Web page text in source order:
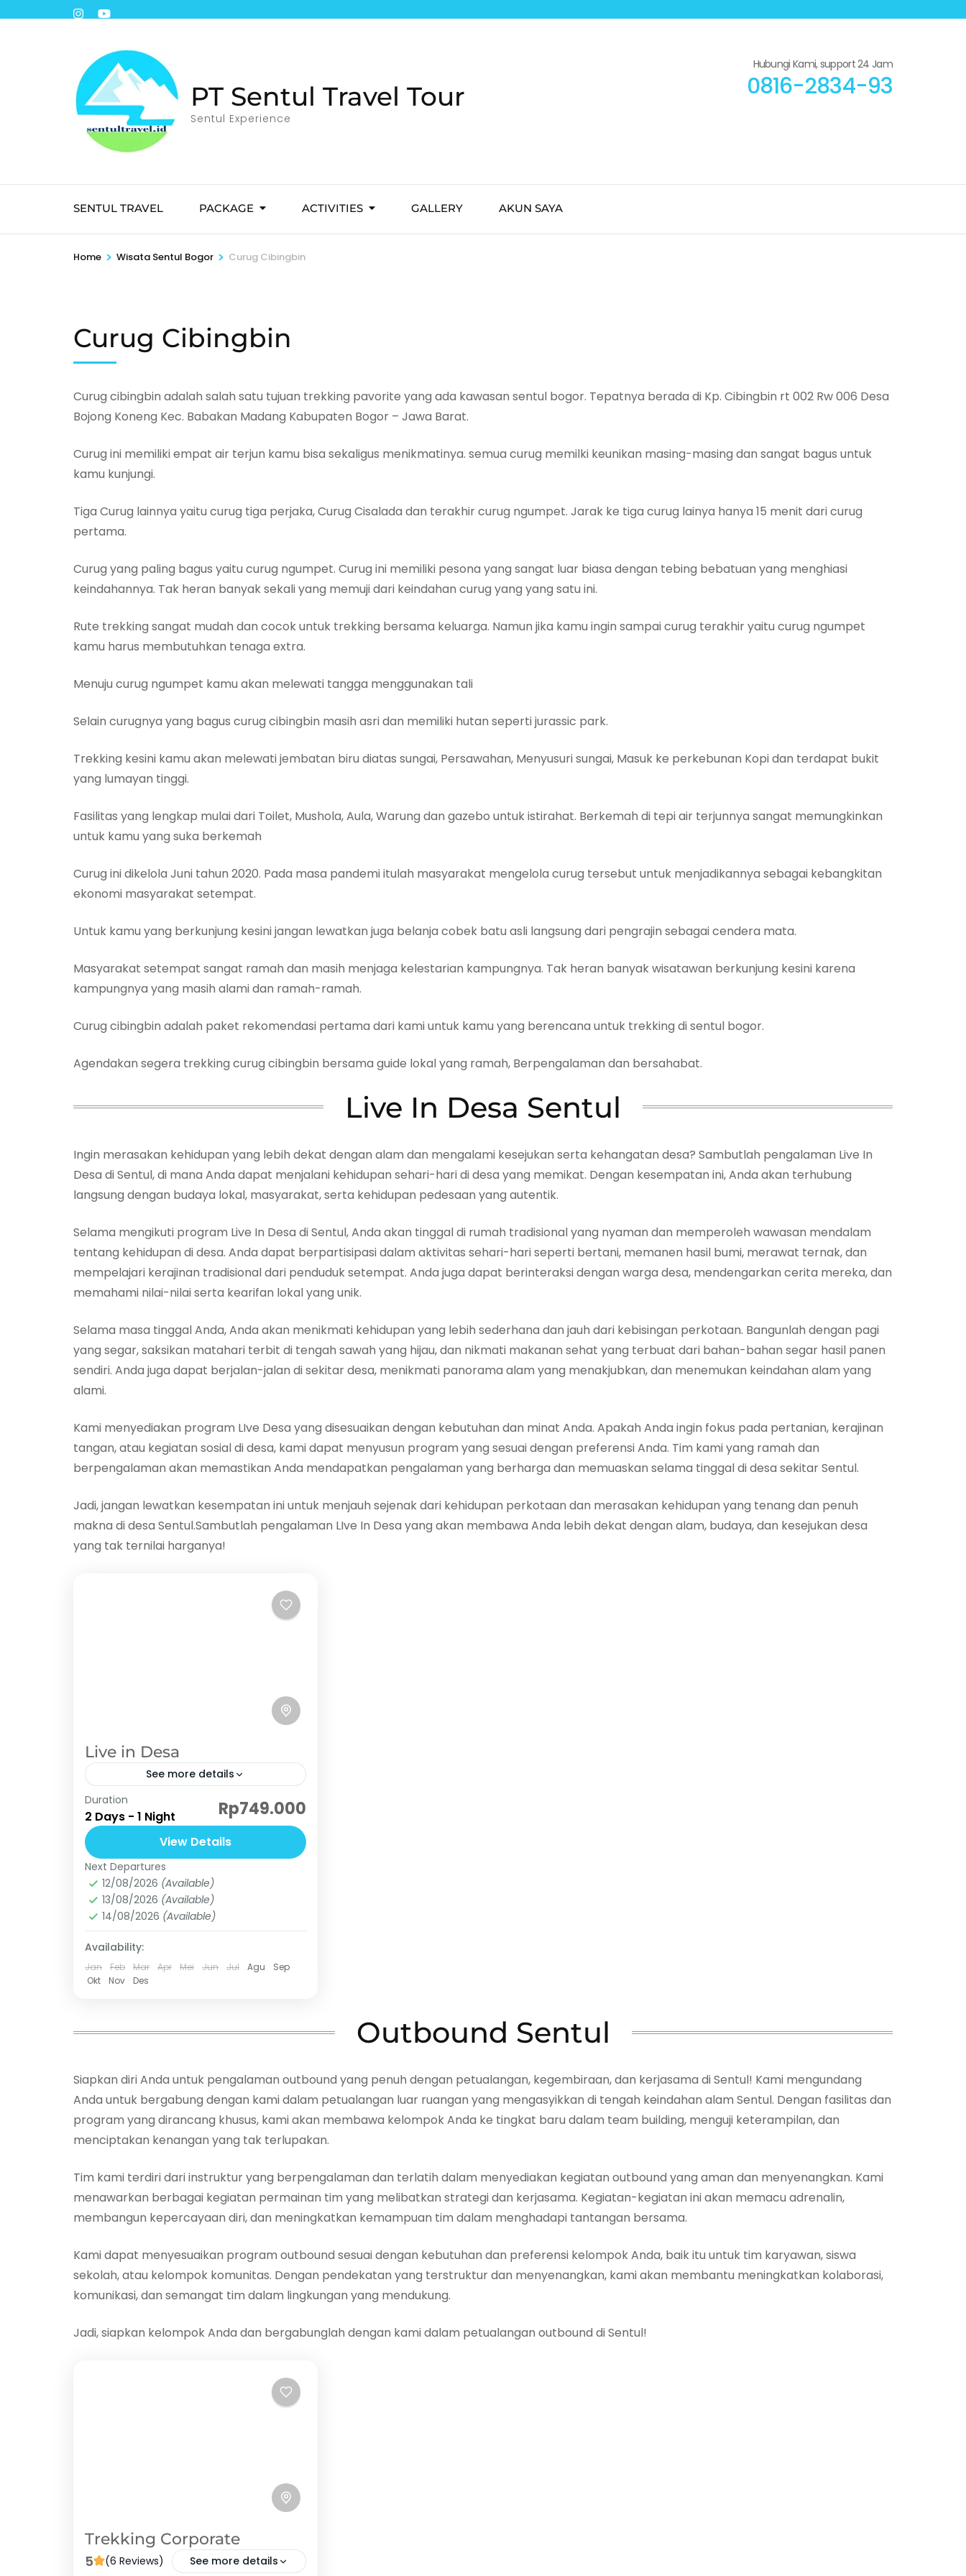
PT Sentul Travel Tour
Sentul Experience
Hubungi Kami, support 24 Jam
0816-2834-93
SENTUL TRAVEL PACKAGE ACTIVITIES GALLERY AKUN SAYA
Home > Wisata Sentul Bogor > Curug Cibingbin
Curug Cibingbin
Curug cibingbin adalah salah satu tujuan trekking pavorite yang ada kawasan sentul bogor. Tepatnya berada di Kp. Cibingbin rt 002 Rw 006 Desa
Bojong Koneng Kec. Babakan Madang Kabupaten Bogor – Jawa Barat.
Curug ini memiliki empat air terjun kamu bisa sekaligus menikmatinya. semua curug memilki keunikan masing-masing dan sangat bagus untuk
kamu kunjungi.
Tiga Curug lainnya yaitu curug tiga perjaka, Curug Cisalada dan terakhir curug ngumpet. Jarak ke tiga curug lainya hanya 15 menit dari curug
pertama.
Curug yang paling bagus yaitu curug ngumpet. Curug ini memiliki pesona yang sangat luar biasa dengan tebing bebatuan yang menghiasi
keindahannya. Tak heran banyak sekali yang memuji dari keindahan curug yang yang satu ini.
Rute trekking sangat mudah dan cocok untuk trekking bersama keluarga. Namun jika kamu ingin sampai curug terakhir yaitu curug ngumpet
kamu harus membutuhkan tenaga extra.
Menuju curug ngumpet kamu akan melewati tangga menggunakan tali
Selain curugnya yang bagus curug cibingbin masih asri dan memiliki hutan seperti jurassic park.
Trekking kesini kamu akan melewati jembatan biru diatas sungai, Persawahan, Menyusuri sungai, Masuk ke perkebunan Kopi dan terdapat bukit
yang lumayan tinggi.
Fasilitas yang lengkap mulai dari Toilet, Mushola, Aula, Warung dan gazebo untuk istirahat. Berkemah di tepi air terjunnya sangat memungkinkan
untuk kamu yang suka berkemah
Curug ini dikelola Juni tahun 2020. Pada masa pandemi itulah masyarakat mengelola curug tersebut untuk menjadikannya sebagai kebangkitan
ekonomi masyarakat setempat.
Untuk kamu yang berkunjung kesini jangan lewatkan juga belanja cobek batu asli langsung dari pengrajin sebagai cendera mata.
Masyarakat setempat sangat ramah dan masih menjaga kelestarian kampungnya. Tak heran banyak wisatawan berkunjung kesini karena
kampungnya yang masih alami dan ramah-ramah.
Curug cibingbin adalah paket rekomendasi pertama dari kami untuk kamu yang berencana untuk trekking di sentul bogor.
Agendakan segera trekking curug cibingbin bersama guide lokal yang ramah, Berpengalaman dan bersahabat.
Live In Desa Sentul
Ingin merasakan kehidupan yang lebih dekat dengan alam dan mengalami kesejukan serta kehangatan desa? Sambutlah pengalaman Live In
Desa di Sentul, di mana Anda dapat menjalani kehidupan sehari-hari di desa yang memikat. Dengan kesempatan ini, Anda akan terhubung
langsung dengan budaya lokal, masyarakat, serta kehidupan pedesaan yang autentik.
Selama mengikuti program Live In Desa di Sentul, Anda akan tinggal di rumah tradisional yang nyaman dan memperoleh wawasan mendalam
tentang kehidupan di desa. Anda dapat berpartisipasi dalam aktivitas sehari-hari seperti bertani, memanen hasil bumi, merawat ternak, dan
mempelajari kerajinan tradisional dari penduduk setempat. Anda juga dapat berinteraksi dengan warga desa, mendengarkan cerita mereka, dan
memahami nilai-nilai serta kearifan lokal yang unik.
Selama masa tinggal Anda, Anda akan menikmati kehidupan yang lebih sederhana dan jauh dari kebisingan perkotaan. Bangunlah dengan pagi
yang segar, saksikan matahari terbit di tengah sawah yang hijau, dan nikmati makanan sehat yang terbuat dari bahan-bahan segar hasil panen
sendiri. Anda juga dapat berjalan-jalan di sekitar desa, menikmati panorama alam yang menakjubkan, dan menemukan keindahan alam yang
alami.
Kami menyediakan program LIve Desa yang disesuaikan dengan kebutuhan dan minat Anda. Apakah Anda ingin fokus pada pertanian, kerajinan
tangan, atau kegiatan sosial di desa, kami dapat menyusun program yang sesuai dengan preferensi Anda. Tim kami yang ramah dan
berpengalaman akan memastikan Anda mendapatkan pengalaman yang berharga dan memuaskan selama tinggal di desa sekitar Sentul.
Jadi, jangan lewatkan kesempatan ini untuk menjauh sejenak dari kehidupan perkotaan dan merasakan kehidupan yang tenang dan penuh
makna di desa Sentul.Sambutlah pengalaman LIve In Desa yang akan membawa Anda lebih dekat dengan alam, budaya, dan kesejukan desa
yang tak ternilai harganya!
Live in Desa
See more details
Live In Desa adalah suatu program
wisata tinggal dan menginap
dirumah warga dengan melakukan
aktivitas menjadi masyarakat Desa.
Mengikuti masyarakat desa sekaligus
menjadi orang tua...
Curug 3 Perjaka
Cisalada,Curug Ngumpet
Basic
3 People
Duration
2 Days - 1 Night Rp749.000
View Details
Next Departures
12/08/2026 (Available)
13/08/2026 (Available)
14/08/2026 (Available)
Availability:
Jan Feb Mar Apr Mei Jun Jul Agu
Sep
Okt
Nov Des
Outbound Sentul
Siapkan diri Anda untuk pengalaman outbound yang penuh dengan petualangan, kegembiraan, dan kerjasama di Sentul! Kami mengundang
Anda untuk bergabung dengan kami dalam petualangan luar ruangan yang mengasyikkan di tengah keindahan alam Sentul. Dengan fasilitas dan
program yang dirancang khusus, kami akan membawa kelompok Anda ke tingkat baru dalam team building, menguji keterampilan, dan
menciptakan kenangan yang tak terlupakan.
Tim kami terdiri dari instruktur yang berpengalaman dan terlatih dalam menyediakan kegiatan outbound yang aman dan menyenangkan. Kami
menawarkan berbagai kegiatan permainan tim yang melibatkan strategi dan kerjasama. Kegiatan-kegiatan ini akan memacu adrenalin,
membangun kepercayaan diri, dan meningkatkan kemampuan tim dalam menghadapi tantangan bersama.
Kami dapat menyesuaikan program outbound sesuai dengan kebutuhan dan preferensi kelompok Anda, baik itu untuk tim karyawan, siswa
sekolah, atau kelompok komunitas. Dengan pendekatan yang terstruktur dan menyenangkan, kami akan membantu meningkatkan kolaborasi,
komunikasi, dan semangat tim dalam lingkungan yang mendukung.
Jadi, siapkan kelompok Anda dan bergabunglah dengan kami dalam petualangan outbound di Sentul!
Trekking Corporate
5 (6 Reviews) See more details